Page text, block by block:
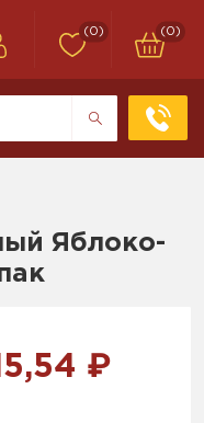
(0) (0)
Яблоко-
₽